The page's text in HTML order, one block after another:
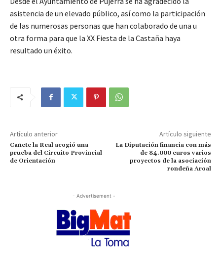
asistencia de un elevado público, así como la participación
de las numerosas personas que han colaborado de una u
otra forma para que la XX Fiesta de la Castaña haya
resultado un éxito.
Artículo anterior
Cañete la Real acogió una
prueba del Circuito Provincial
de Orientación
Artículo siguiente
La Diputación financia con más
de 84.000 euros varios
proyectos de la asociación
rondeña Aroal
- Advertisement -